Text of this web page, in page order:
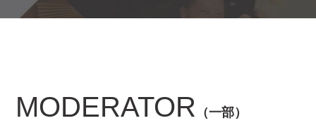
MODERATOR
（一部）